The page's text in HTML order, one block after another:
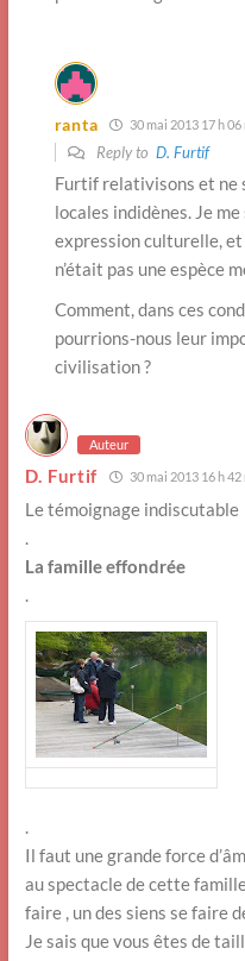
ranta 30 mai 2013 17 h 06
Reply to D. Furtif
Furtif relativisons et ne
locales indidènes. Je me
expression culturelle,
n’était pas une espèce
Comment, dans ces
pourrions-nous leur
civilisation ?
Auteur
D. Furtif 30 mai 2013 16 h 42
Le témoignage indiscutable
.
La famille effondrée
.
.
Il faut une grande force
au spectacle de cette
faire , un des siens se faire
Je sais que vous êtes de